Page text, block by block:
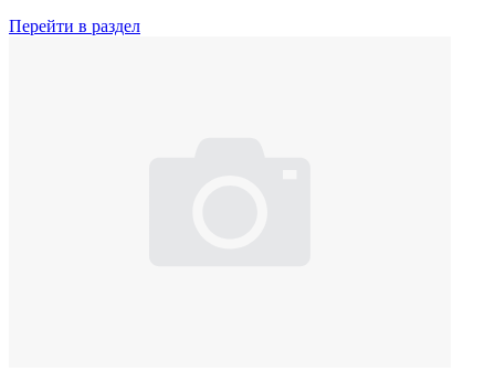
Перейти в раздел